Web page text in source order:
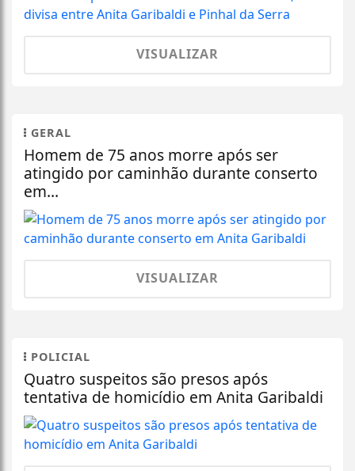
VISUALIZAR
GERAL
Homem de 75 anos morre após ser
atingido por caminhão durante conserto
em...
VISUALIZAR
POLICIAL
Quatro suspeitos são presos após
tentativa de homicídio em Anita Garibaldi